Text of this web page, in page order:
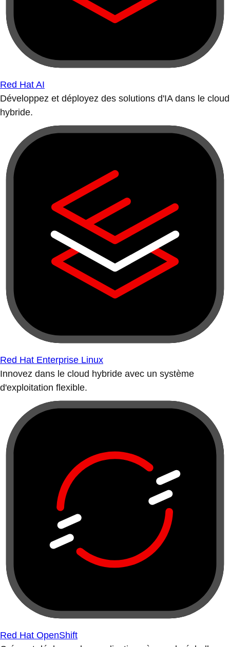
Red Hat AI
Développez et déployez des solutions d'IA dans le cloud
hybride.
Red Hat Enterprise Linux
Innovez dans le cloud hybride avec un système
d'exploitation flexible.
Red Hat OpenShift